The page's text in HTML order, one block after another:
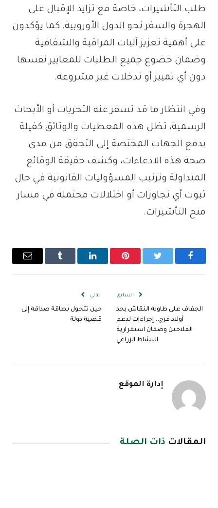
طلب التأشيرات، خاصة مع تزايد الإقبال على
الهجرة والسفر نحو الدول الأوروبية. كما يؤكدون
على أهمية تعزيز آليات المراقبة والشفافية
وضمان خضوع جميع الطلبات للمعايير نفسها
دون أي تمييز أو تدخلات غير مشروعة.
وفي انتظار ما قد تسفر عنه التحريات أو الأبحاث
الرسمية، تظل هذه المعطيات والوثائق كفيلة
بدفع الجهات المختصة إلى التحقق من مدى
صحة هذه الادعاءات، وكشف حقيقة الوقائع
المتداولة وترتيب المسؤوليات القانونية في حال
ثبوت أي تجاوزات أو اختلالات محتملة في مسار
منح التأشيرات.
فيسبوك تويتر بينتيريستلينكدإن Tumblr
البريد
السابق
الجفاف على طاولة النقاش بحد
أولاد فرج.. إجراءات لدعم
الفلاحين وضمان استمرارية
النشاط الزراعي
التالي
حين تتحول بطاقة صداقة إلى
قضية دولة
إدارة الموقع
المقالات ذات الصلة